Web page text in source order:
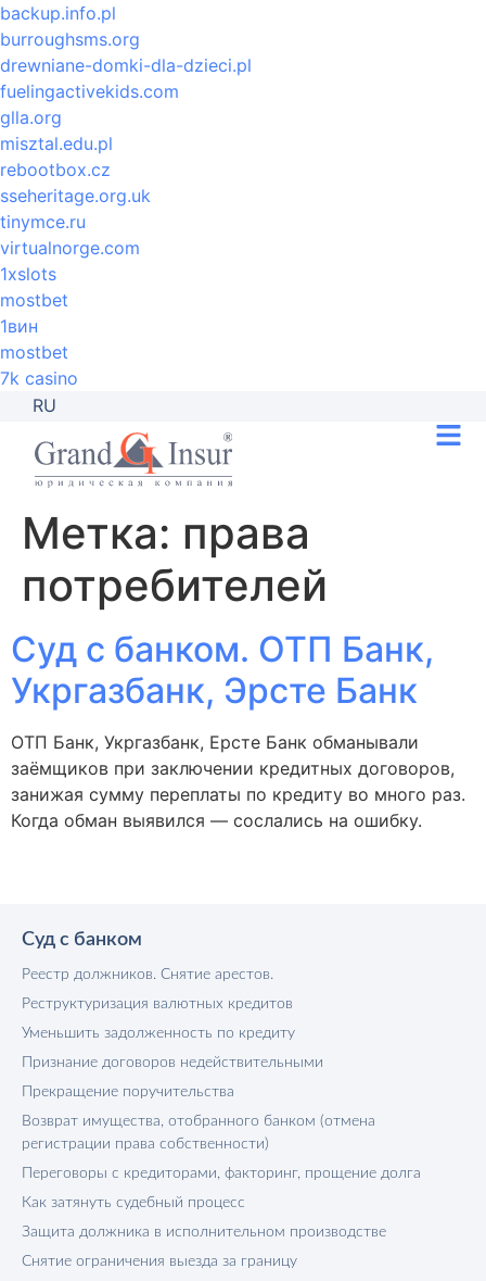
backup.info.pl
burroughsms.org
drewniane-domki-dla-dzieci.pl
fuelingactivekids.com
glla.org
misztal.edu.pl
rebootbox.cz
sseheritage.org.uk
tinymce.ru
virtualnorge.com
1xslots
mostbet
1вин
mostbet
7k casino
RU
Метка: права
потребителей
Суд с банком. ОТП Банк,
Укргазбанк, Эрсте Банк
ОТП Банк, Укргазбанк, Ерсте Банк обманывали
заёмщиков при заключении кредитных договоров,
занижая сумму переплаты по кредиту во много раз.
Когда обман выявился — сослались на ошибку.
Суд с банком
Реестр должников. Снятие арестов.
Реструктуризация валютных кредитов
Уменьшить задолженность по кредиту
Признание договоров недействительными
Прекращение поручительства
Возврат имущества, отобранного банком (отмена
регистрации права собственности)
Переговоры с кредиторами, факторинг, прощение долга
Как затянуть судебный процесс
Защита должника в исполнительном производстве
Снятие ограничения выезда за границу